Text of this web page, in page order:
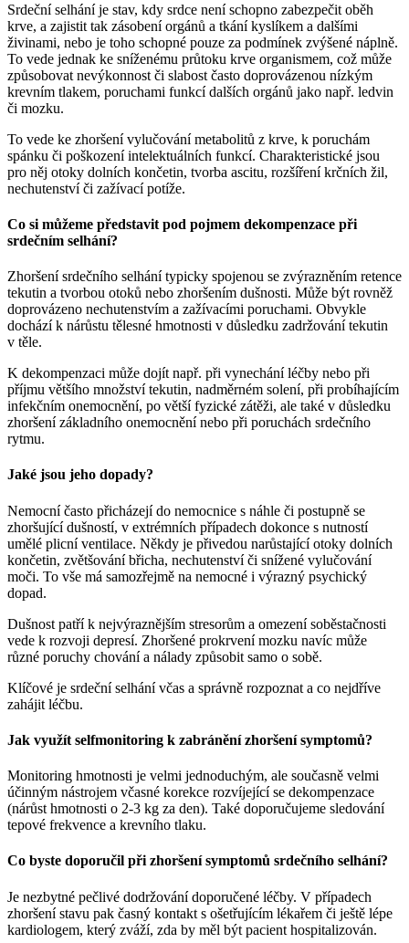
Srdeční selhání je stav, kdy srdce není schopno zabezpečit oběh
krve, a zajistit tak zásobení orgánů a tkání kyslíkem a dalšími
živinami, nebo je toho schopné pouze za podmínek zvýšené náplně.
To vede jednak ke sníženému průtoku krve organismem, což může
způsobovat nevýkonnost či slabost často doprovázenou nízkým
krevním tlakem, poruchami funkcí dalších orgánů jako např. ledvin
či mozku.
To vede ke zhoršení vylučování metabolitů z krve, k poruchám
spánku či poškození intelektuálních funkcí. Charakteristické jsou
pro něj otoky dolních končetin, tvorba ascitu, rozšíření krčních žil,
nechutenství či zažívací potíže.
Co si můžeme představit pod pojmem dekompenzace při
srdečním selhání?
Zhoršení srdečního selhání typicky spojenou se zvýrazněním retence
tekutin a tvorbou otoků nebo zhoršením dušnosti. Může být rovněž
doprovázeno nechutenstvím a zažívacími poruchami. Obvykle
dochází k nárůstu tělesné hmotnosti v důsledku zadržování tekutin
v těle.
K dekompenzaci může dojít např. při vynechání léčby nebo při
příjmu většího množství tekutin, nadměrném solení, při probíhajícím
infekčním onemocnění, po větší fyzické zátěži, ale také v důsledku
zhoršení základního onemocnění nebo při poruchách srdečního
rytmu.
Jaké jsou jeho dopady?
Nemocní často přicházejí do nemocnice s náhle či postupně se
zhoršující dušností, v extrémních případech dokonce s nutností
umělé plicní ventilace. Někdy je přivedou narůstající otoky dolních
končetin, zvětšování břicha, nechutenství či snížené vylučování
moči. To vše má samozřejmě na nemocné i výrazný psychický
dopad.
Dušnost patří k nejvýraznějším stresorům a omezení soběstačnosti
vede k rozvoji depresí. Zhoršené prokrvení mozku navíc může
různé poruchy chování a nálady způsobit samo o sobě.
Klíčové je srdeční selhání včas a správně rozpoznat a co nejdříve
zahájit léčbu.
Jak využít selfmonitoring k zabránění zhoršení symptomů?
Monitoring hmotnosti je velmi jednoduchým, ale současně velmi
účinným nástrojem včasné korekce rozvíjející se dekompenzace
(nárůst hmotnosti o 2-3 kg za den). Také doporučujeme sledování
tepové frekvence a krevního tlaku.
Co byste doporučil při zhoršení symptomů srdečního selhání?
Je nezbytné pečlivé dodržování doporučené léčby. V případech
zhoršení stavu pak časný kontakt s ošetřujícím lékařem či ještě lépe
kardiologem, který zváží, zda by měl být pacient hospitalizován.